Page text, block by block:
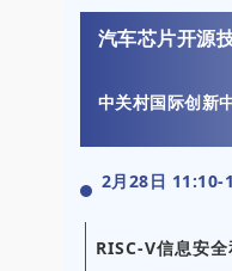
汽车芯片开源
中关村国际创新
2月28日 11:10-
RISC-V信息安